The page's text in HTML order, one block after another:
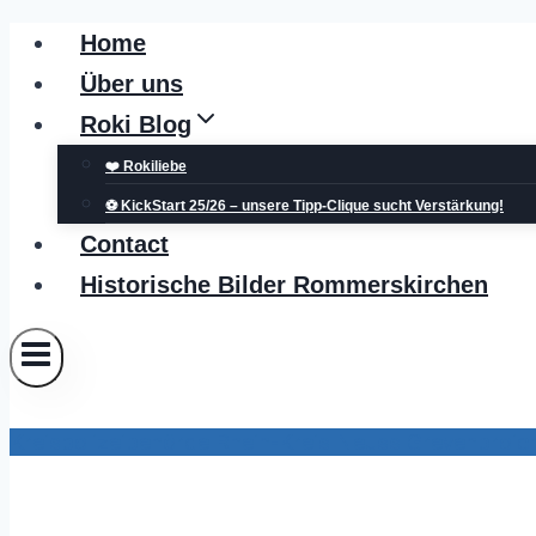
Zum
Inhalt
springen
Home
Über uns
Roki Blog
❤️ Rokiliebe
⚽ KickStart 25/26 – unsere Tipp-Clique sucht Verstärkung!
Contact
Historische Bilder Rommerskirchen